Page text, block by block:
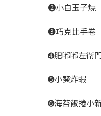
➋小白玉子燒
➌巧克比手卷
➍肥嘟嘟左衛
➎小葵炸蝦
➏海苔飯捲小